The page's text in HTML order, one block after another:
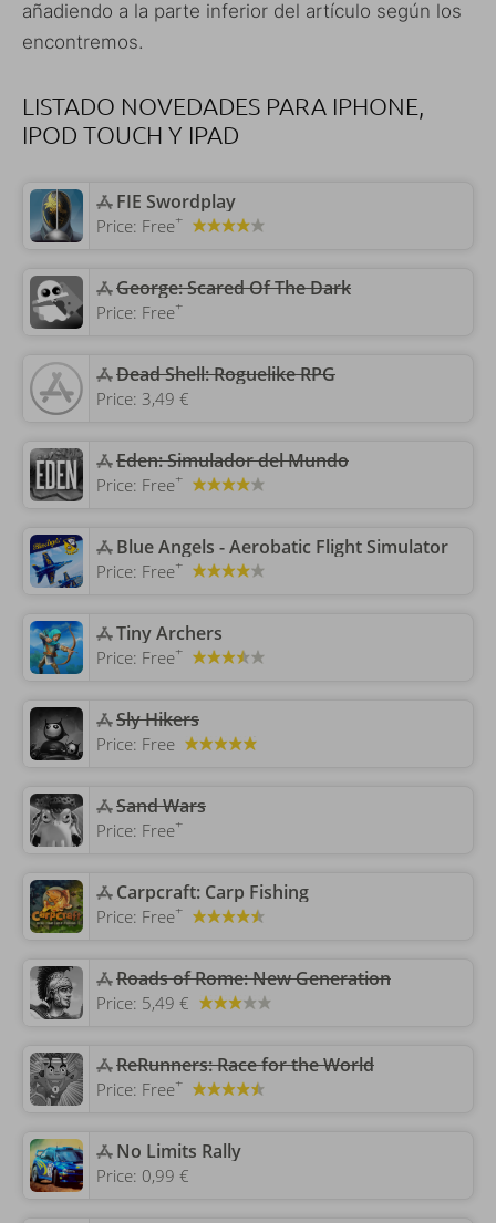
añadiendo a la parte inferior del artículo según los
encontremos.
LISTADO NOVEDADES PARA IPHONE,
IPOD TOUCH Y IPAD
‎FIE Swordplay
Price: Free+
George: Scared Of The Dark
Price: Free+
‎Dead Shell: Roguelike RPG
Price: 3,49 €
‎Eden: Simulador del Mundo
Price: Free+
‎Blue Angels - Aerobatic Flight Simulator
Price: Free+
‎Tiny Archers
Price: Free+
Sly Hikers
Price: Free
Sand Wars
Price: Free+
‎Carpcraft: Carp Fishing
Price: Free+
Roads of Rome: New Generation
Price: 5,49 €
ReRunners: Race for the World
Price: Free+
‎No Limits Rally
Price: 0,99 €